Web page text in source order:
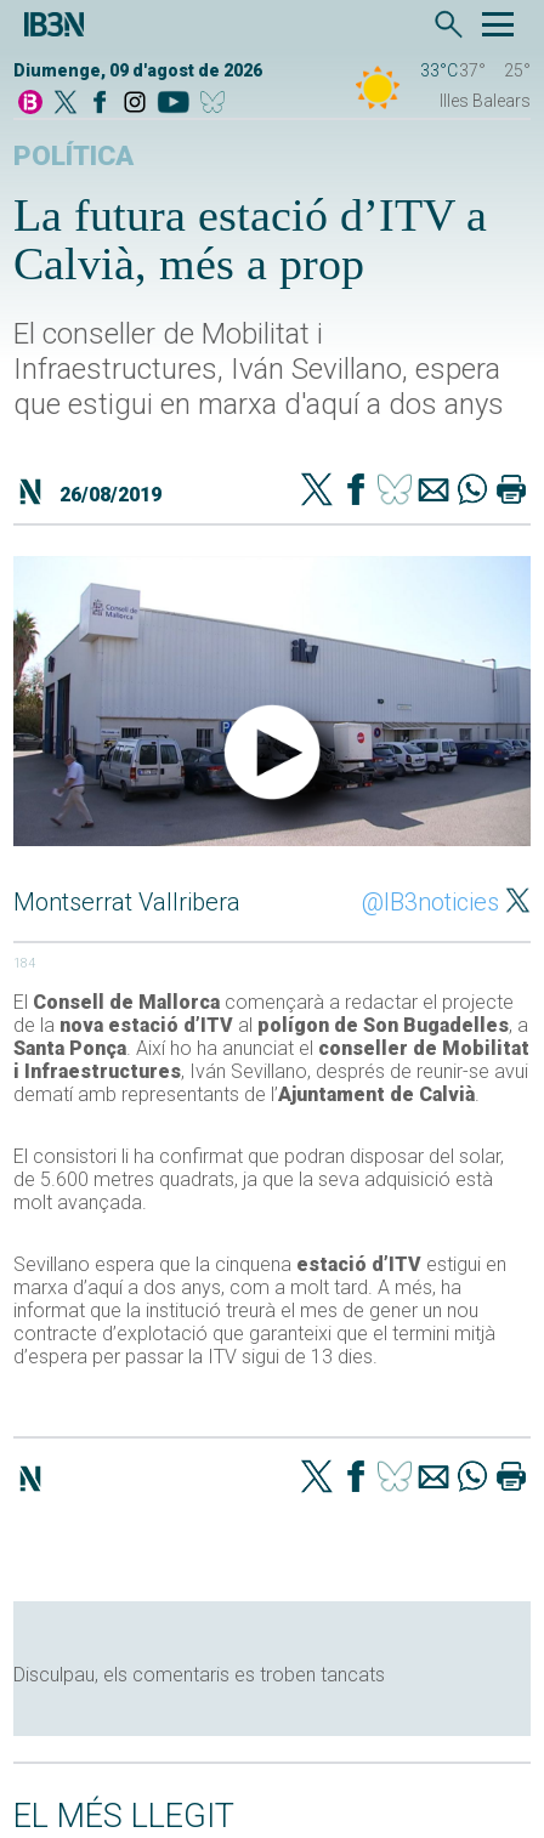
Diumenge, 09 d'agost de 2026 33°C37°
25°
Illes Balears
POLÍTICA
La futura estació d’ITV a
Calvià, més a prop
El conseller de Mobilitat i
Infraestructures, Iván Sevillano, espera
que estigui en marxa d'aquí a dos anys
26/08/2019
Montserrat Vallribera @IB3noticies
184
El Consell de Mallorca començarà a redactar el projecte
de la nova estació d’ITV al polígon de Son Bugadelles, a
Santa Ponça. Així ho ha anunciat el conseller de Mobilitat
i Infraestructures, Iván Sevillano, després de reunir-se avui
dematí amb representants de l’Ajuntament de Calvià.
El consistori li ha confirmat que podran disposar del solar,
de 5.600 metres quadrats, ja que la seva adquisició està
molt avançada.
Sevillano espera que la cinquena estació d’ITV estigui en
marxa d’aquí a dos anys, com a molt tard. A més, ha
informat que la institució treurà el mes de gener un nou
contracte d’explotació que garanteixi que el termini mitjà
d’espera per passar la ITV sigui de 13 dies.
Disculpau, els comentaris es troben tancats
EL MÉS LLEGIT